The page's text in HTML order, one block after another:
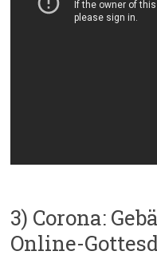
3) Corona:
Online-